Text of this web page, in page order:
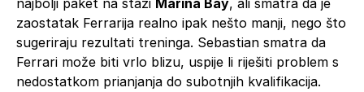
zaostatak Ferrarija realno ipak nešto manji, nego što
sugeriraju rezultati treninga. Sebastian smatra da
Ferrari može biti vrlo blizu, uspije li riješiti problem s
nedostatkom prianjanja do subotnjih kvalifikacija.